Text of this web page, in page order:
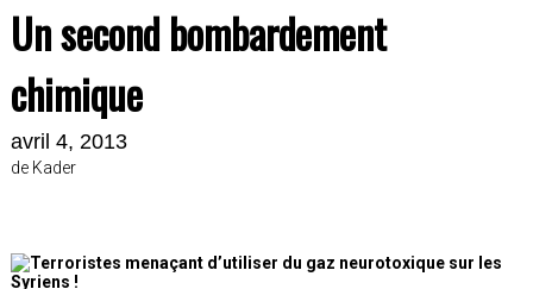
Un second bombardement
chimique
avril 4, 2013
de Kader